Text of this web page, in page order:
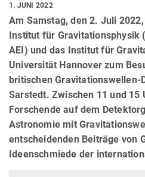
1. JUNI 2022
Am Samstag, den 2. Juli
Institut für
AEI) und das Institut für
Universität Hannover zum
britischen Gravitationswellen-
Sarstedt. Zwischen 11 und 15
Forschende auf dem
Astronomie mit
entscheidenden Beiträge von
Ideenschmiede der